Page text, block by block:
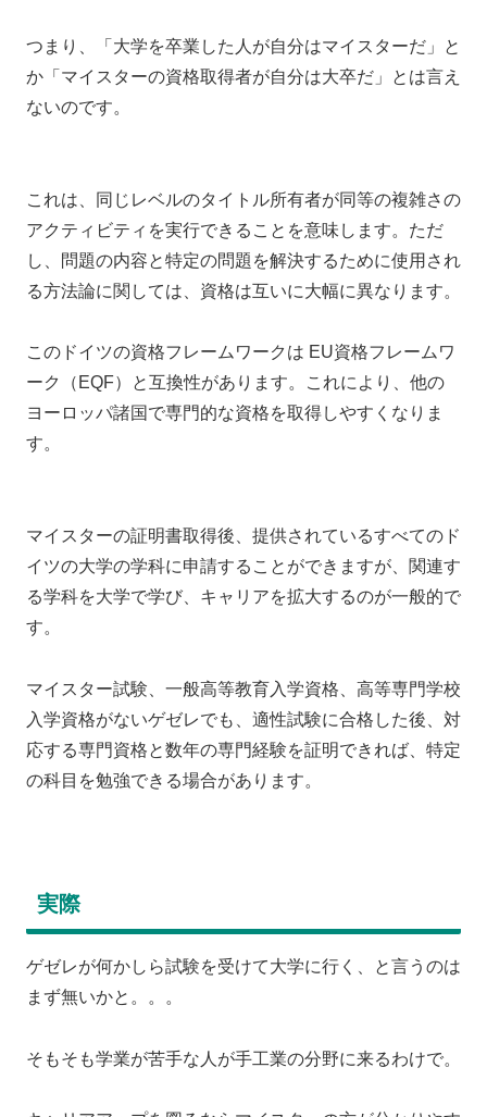
つまり、「大学を卒業した人が自分はマイスターだ」と
か「マイスターの資格取得者が自分は大卒だ」とは言え
ないのです。
これは、同じレベルのタイトル所有者が同等の複雑さの
アクティビティを実行できることを意味します。ただ
し、問題の内容と特定の問題を解決するために使用され
る方法論に関しては、資格は互いに大幅に異なります。
このドイツの資格フレームワークは EU資格フレームワ
ーク（EQF）と互換性があります。これにより、他の
ヨーロッパ諸国で専門的な資格を取得しやすくなりま
す。
マイスターの証明書取得後、提供されているすべてのド
イツの大学の学科に申請することができますが、関連す
る学科を大学で学び、キャリアを拡大するのが一般的で
す。
マイスター試験、一般高等教育入学資格、高等専門学校
入学資格がないゲゼレでも、適性試験に合格した後、対
応する専門資格と数年の専門経験を証明できれば、特定
の科目を勉強できる場合があります。
実際
ゲゼレが何かしら試験を受けて大学に行く、と言うのは
まず無いかと。。。
そもそも学業が苦手な人が手工業の分野に来るわけで。